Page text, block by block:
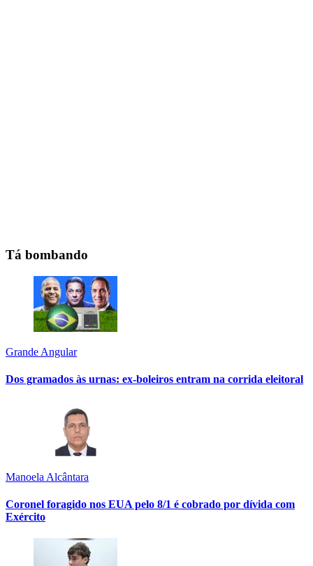
Tá bombando
Grande Angular
Dos gramados às urnas: ex-boleiros entram na corrida eleitoral
Manoela Alcântara
Coronel foragido nos EUA pelo 8/1 é cobrado por dívida com
Exército